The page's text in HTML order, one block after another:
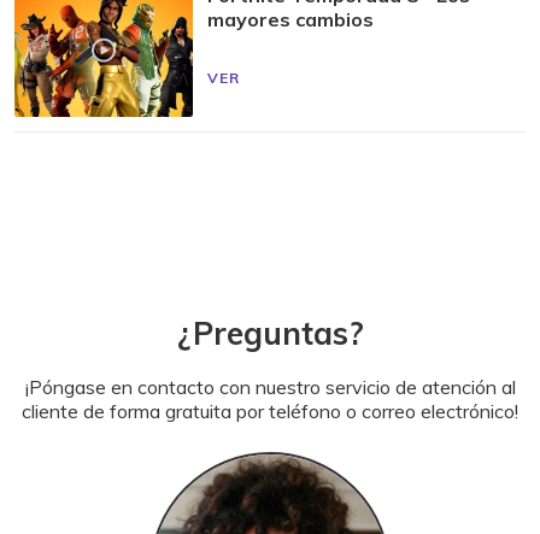
mayores cambios
VER
¿Preguntas?
¡Póngase en contacto con nuestro servicio de atención al
cliente de forma gratuita por teléfono o correo electrónico!